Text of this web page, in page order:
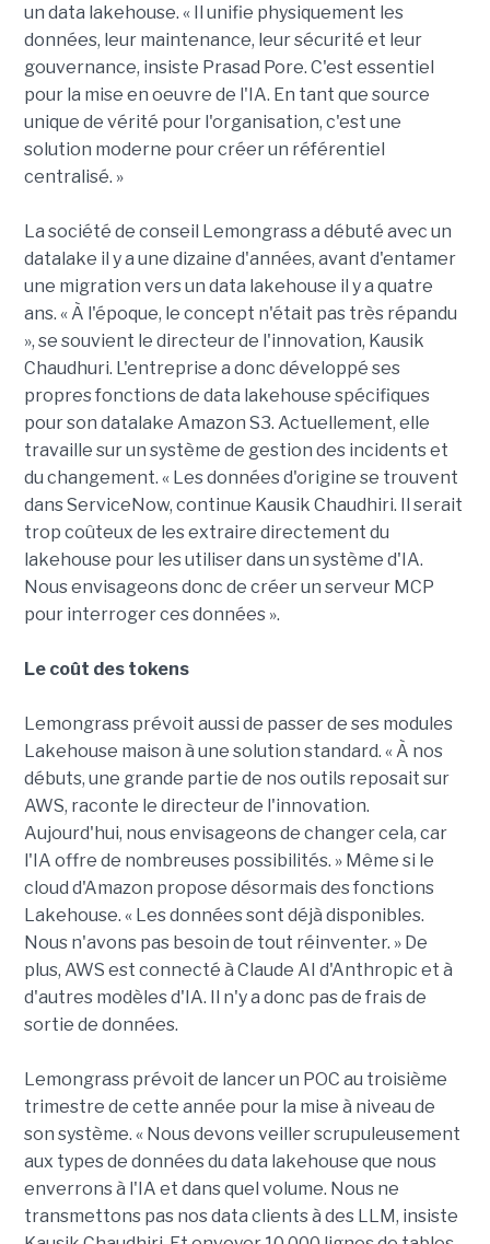
un data lakehouse. « Il unifie physiquement les
données, leur maintenance, leur sécurité et leur
gouvernance, insiste Prasad Pore. C'est essentiel
pour la mise en oeuvre de l'IA. En tant que source
unique de vérité pour l'organisation, c'est une
solution moderne pour créer un référentiel
centralisé. »
La société de conseil Lemongrass a débuté avec un
datalake il y a une dizaine d'années, avant d'entamer
une migration vers un data lakehouse il y a quatre
ans. « À l'époque, le concept n'était pas très répandu
», se souvient le directeur de l'innovation, Kausik
Chaudhuri. L'entreprise a donc développé ses
propres fonctions de data lakehouse spécifiques
pour son datalake Amazon S3. Actuellement, elle
travaille sur un système de gestion des incidents et
du changement. « Les données d'origine se trouvent
dans ServiceNow, continue Kausik Chaudhiri. Il serait
trop coûteux de les extraire directement du
lakehouse pour les utiliser dans un système d'IA.
Nous envisageons donc de créer un serveur MCP
pour interroger ces données ».
Le coût des tokens
Lemongrass prévoit aussi de passer de ses modules
Lakehouse maison à une solution standard. « À nos
débuts, une grande partie de nos outils reposait sur
AWS, raconte le directeur de l'innovation.
Aujourd'hui, nous envisageons de changer cela, car
l'IA offre de nombreuses possibilités. » Même si le
cloud d'Amazon propose désormais des fonctions
Lakehouse. « Les données sont déjà disponibles.
Nous n'avons pas besoin de tout réinventer. » De
plus, AWS est connecté à Claude AI d'Anthropic et à
d'autres modèles d'IA. Il n'y a donc pas de frais de
sortie de données.
Lemongrass prévoit de lancer un POC au troisième
trimestre de cette année pour la mise à niveau de
son système. « Nous devons veiller scrupuleusement
aux types de données du data lakehouse que nous
enverrons à l'IA et dans quel volume. Nous ne
transmettons pas nos data clients à des LLM, insiste